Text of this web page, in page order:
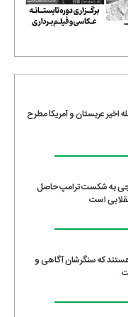
اخیر عربستان و آمریکا مطرح
به شکست ترامپ حاصل
است
هستند که سنگرشان آگاهی و